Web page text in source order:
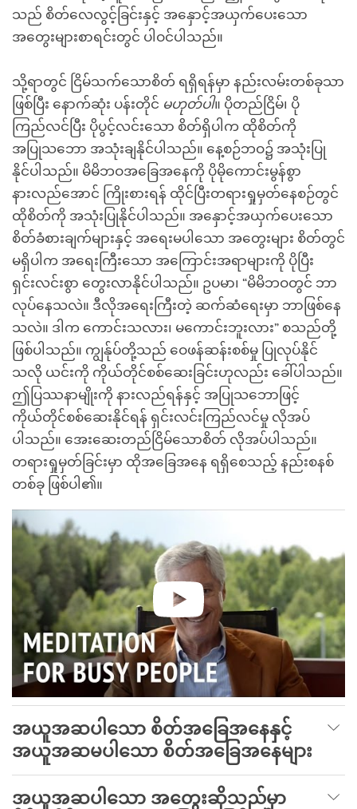
သည် စိတ်လေလွင့်ခြင်းနှင့် အနှောင့်အယှက်ပေးသော
အတွေးများစာရင်းတွင် ပါဝင်ပါသည်။
သို့ရာတွင် ငြိမ်သက်သောစိတ် ရရှိရန်မှာ နည်းလမ်းတစ်ခုသာ
ဖြစ်ပြီး နောက်ဆုံး ပန်းတိုင် မဟုတ်ပါ။ ပိုတည်ငြိမ်၊ ပို
ကြည်လင်ပြီး ပိုပွင့်လင်းသော စိတ်ရှိပါက ထိုစိတ်ကို
အပြုသဘော အသုံးချနိုင်ပါသည်။ နေ့စဉ်ဘဝ၌ အသုံးပြု
နိုင်ပါသည်။ မိမိဘဝအခြေအနေကို ပိုမိုကောင်းမွန်စွာ
နားလည်အောင် ကြိုးစားရန် ထိုင်ပြီးတရားရှုမှတ်နေစဉ်တွင်
ထိုစိတ်ကို အသုံးပြုနိုင်ပါသည်။ အနှောင့်အယှက်ပေးသော
စိတ်ခံစားချက်များနှင့် အရေးမပါသော အတွေးများ စိတ်တွင်
မရှိပါက အရေးကြီးသော အကြောင်းအရာများကို ပိုပြီး
ရှင်းလင်းစွာ တွေးလာနိုင်ပါသည်။ ဥပမာ၊ “မိမိဘဝတွင် ဘာ
လုပ်နေသလဲ။ ဒီလိုအရေးကြီးတဲ့ ဆက်ဆံရေးမှာ ဘာဖြစ်နေ
သလဲ။ ဒါက ကောင်းသလား၊ မကောင်းဘူးလား” စသည်တို့
ဖြစ်ပါသည်။ ကျွန်ုပ်တို့သည် ဝေဖန်ဆန်းစစ်မှု ပြုလုပ်နိုင်
သလို ယင်းကို ကိုယ်တိုင်စစ်ဆေးခြင်းဟုလည်း ခေါ်ပါသည်။
ဤပြဿနာမျိုးကို နားလည်ရန်နှင့် အပြုသဘောဖြင့်
ကိုယ်တိုင်စစ်ဆေးနိုင်ရန် ရှင်းလင်းကြည်လင်မှု လိုအပ်
ပါသည်။ အေးဆေးတည်ငြိမ်သောစိတ် လိုအပ်ပါသည်။
တရားရှုမှတ်ခြင်းမှာ ထိုအခြေအနေ ရရှိစေသည့် နည်းစနစ်
တစ်ခု ဖြစ်ပါ၏။
အယူအဆပါသော စိတ်အခြေအနေနှင့်
အယူအဆမပါသော စိတ်အခြေအနေများ
အယူအဆပါသော အတွေးဆိုသည်မှာ